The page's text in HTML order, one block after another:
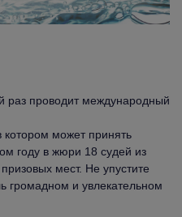
раз проводит международный
котором может принять
году в жюри 18 судей из
мест. Не упустите
громадном и увлекательном